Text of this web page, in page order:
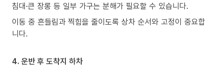
침대·큰 장롱 등 일부 가구는 분해가 필요할 수 있습니다.
이동 중 흔들림과 찍힘을 줄이도록 상차 순서와 고정이 중요합
니다.
4. 운반 후 도착지 하차